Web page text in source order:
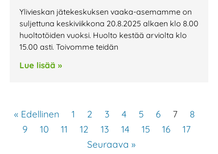
Ylivieskan jätekeskuksen vaaka-asemamme on
suljettuna keskiviikkona 20.8.2025 alkaen klo 8.00
huoltotöiden vuoksi. Huolto kestää arviolta klo
15.00 asti. Toivomme teidän
Lue lisää »
« Edellinen 1 2 3 4 5 6 7
8
9
10 11 12 13 14 15 16
17
Seuraava »